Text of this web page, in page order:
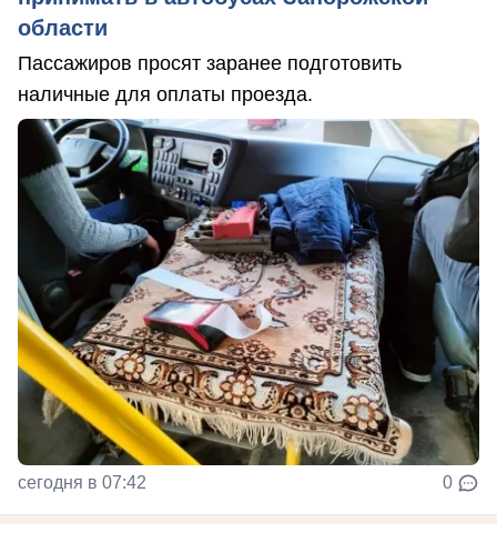
области
Пассажиров просят заранее подготовить
наличные для оплаты проезда.
сегодня в 07:42 0